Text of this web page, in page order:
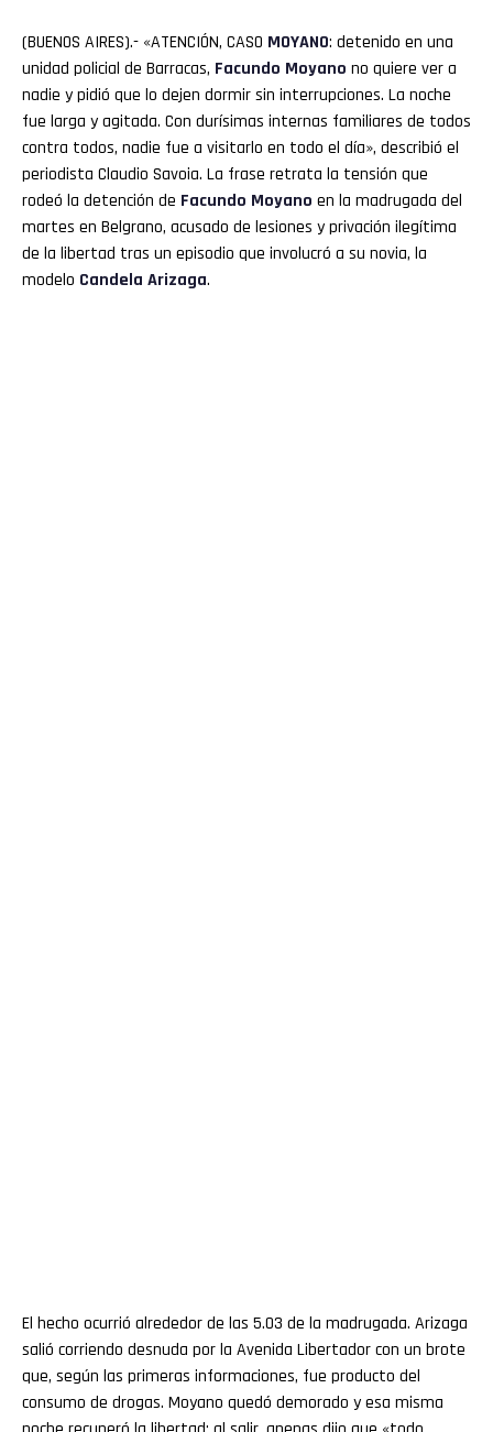
(BUENOS AIRES).- «ATENCIÓN, CASO MOYANO: detenido en una
unidad policial de Barracas, Facundo Moyano no quiere ver a
nadie y pidió que lo dejen dormir sin interrupciones. La noche
fue larga y agitada. Con durísimas internas familiares de todos
contra todos, nadie fue a visitarlo en todo el día», describió el
periodista Claudio Savoia. La frase retrata la tensión que
rodeó la detención de Facundo Moyano en la madrugada del
martes en Belgrano, acusado de lesiones y privación ilegítima
de la libertad tras un episodio que involucró a su novia, la
modelo Candela Arizaga.
El hecho ocurrió alrededor de las 5.03 de la madrugada. Arizaga
salió corriendo desnuda por la Avenida Libertador con un brote
que, según las primeras informaciones, fue producto del
consumo de drogas. Moyano quedó demorado y esa misma
Pinterest